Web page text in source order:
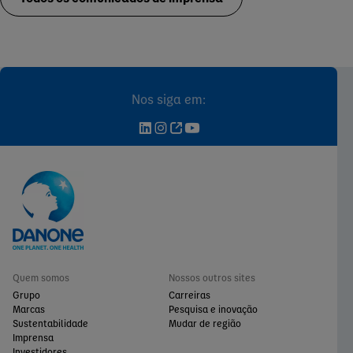
Nos siga em:
Quem somos
Grupo
Marcas
Sustentabilidade
Imprensa
Nossos outros sites
Carreiras
Pesquisa e inovação
Mudar de região